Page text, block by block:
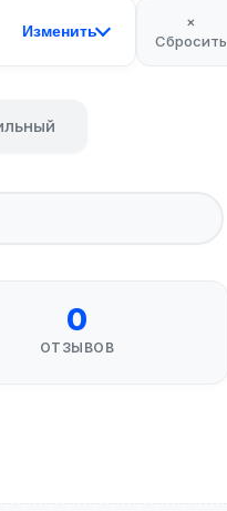
Изменить
×
Сбросить
0
ОТЗЫВОВ